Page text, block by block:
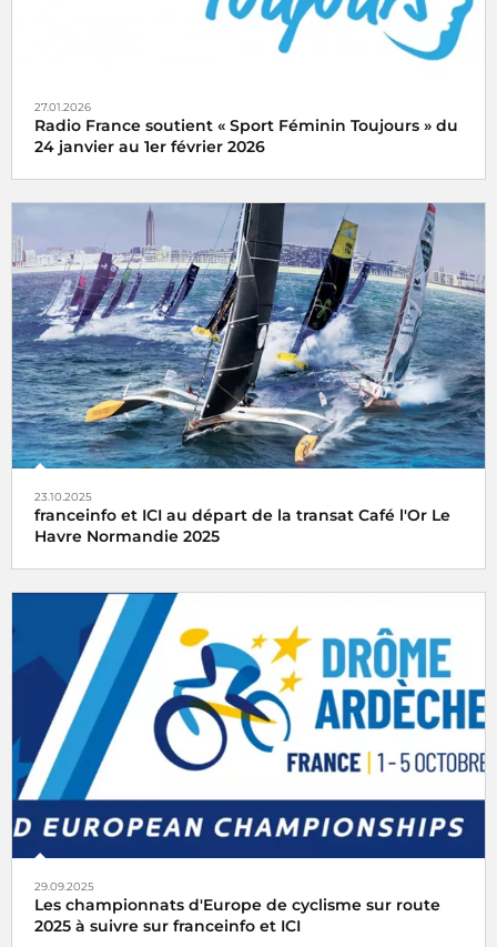
27.01.2026
Radio France soutient « Sport Féminin Toujours » du
24 janvier au 1er février 2026
« Sport Féminin Toujours » du samedi 24 janvier au
dimanche 1er février 2026, une opération organisée par
l'ARCOM
23.10.2025
franceinfo et ICI au départ de la transat Café l'Or Le
Havre Normandie 2025
Franceinfo et ICI, partenaires média de la transat Café l'Or
Le Havre Normandie, vous embarquent pour un départ
dimanche 26 octobre 2025 en direct
29.09.2025
Les championnats d'Europe de cyclisme sur route
2025 à suivre sur franceinfo et ICI